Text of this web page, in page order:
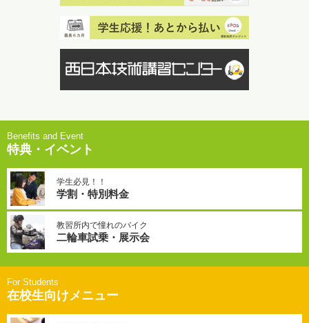
特典・イベント
学生必見！！
学割・特別料金
教習所内で憧れのバイク
二輪車試乗・展示会
在校生向けメニュー